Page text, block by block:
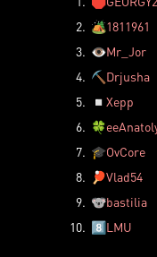
2. 🏕️1811961
3. 👁️Mr_Jor
4. ⛏️ Drjusha
5.
◽ Xepp
6. 🍀
7. 🎓OvCore
8.
🏓Vlad54
9. 🐨bastilia
10. 8️⃣LMU